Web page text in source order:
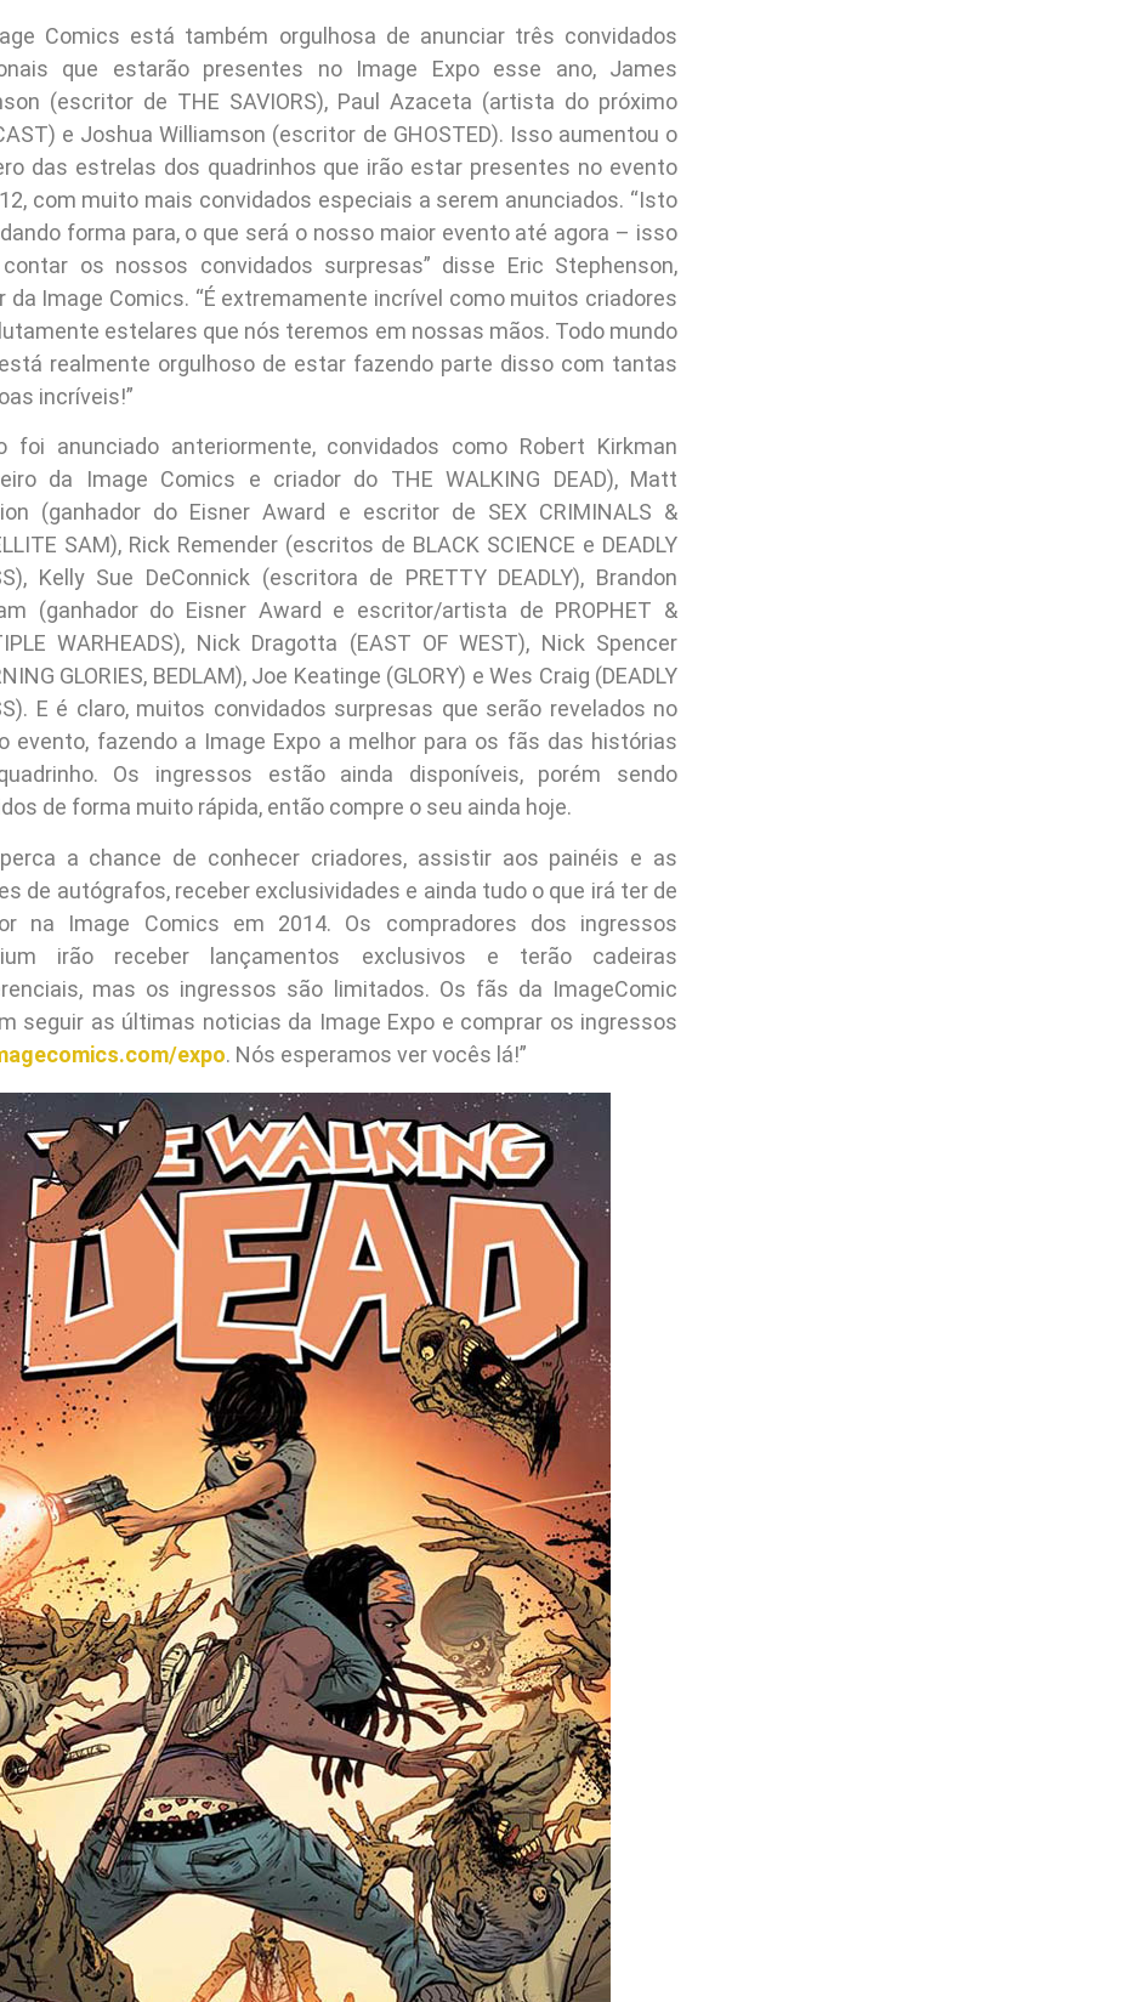
Comics está também orgulhosa de anunciar três convidados
que estarão presentes no Image Expo esse ano, James
(escritor de THE SAVIORS), Paul Azaceta (artista do próximo
e Joshua Williamson (escritor de GHOSTED). Isso aumentou o
das estrelas dos quadrinhos que irão estar presentes no evento
com muito mais convidados especiais a serem anunciados. “Isto
forma para, o que será o nosso maior evento até agora – isso
os nossos convidados surpresas” disse Eric Stephenson,
da Image Comics. “É extremamente incrível como muitos criadores
estelares que nós teremos em nossas mãos. Todo mundo
realmente orgulhoso de estar fazendo parte disso com tantas
incríveis!”
foi anunciado anteriormente, convidados como Robert Kirkman
da Image Comics e criador do THE WALKING DEAD), Matt
(ganhador do Eisner Award e escritor de SEX CRIMINALS &
SAM), Rick Remender (escritos de BLACK SCIENCE e DEADLY
Kelly Sue DeConnick (escritora de PRETTY DEADLY), Brandon
(ganhador do Eisner Award e escritor/artista de PROPHET &
WARHEADS), Nick Dragotta (EAST OF WEST), Nick Spencer
GLORIES, BEDLAM), Joe Keatinge (GLORY) e Wes Craig (DEADLY
E é claro, muitos convidados surpresas que serão revelados no
evento, fazendo a Image Expo a melhor para os fãs das histórias
Os ingressos estão ainda disponíveis, porém sendo
de forma muito rápida, então compre o seu ainda hoje.
a chance de conhecer criadores, assistir aos painéis e as
de autógrafos, receber exclusividades e ainda tudo o que irá ter de
na Image Comics em 2014. Os compradores dos ingressos
irão receber lançamentos exclusivos e terão cadeiras
mas os ingressos são limitados. Os fãs da ImageComic
seguir as últimas noticias da Image Expo e comprar os ingressos
expo. Nós esperamos ver vocês lá!”